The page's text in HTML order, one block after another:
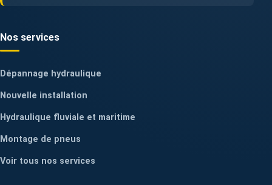
Nos services
Dépannage hydraulique
Nouvelle installation
Hydraulique fluviale et maritime
Montage de pneus
Voir tous nos services